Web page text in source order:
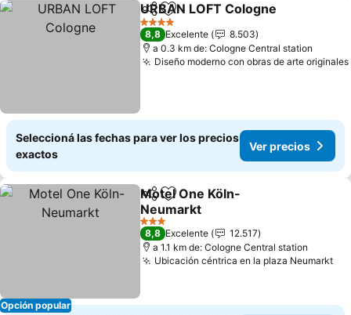
CompartirAñadir a favoritos
URBAN LOFT Cologne
4 Estrellas
8,8 Excelente
8.503
a 0.3 km de: Cologne Central station
Diseño moderno con obras de arte originales
Seleccioná las fechas para ver los precios
exactos
Ver precios
Opción popular
CompartirAñadir a favoritos
Motel One Köln-
Neumarkt
Ver precios
3 Estrellas
8,8 Excelente
12.517
a 1.1 km de: Cologne Central station
Ubicación céntrica en la plaza Neumarkt